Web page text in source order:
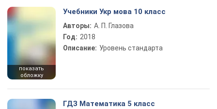
показать
обложку
Учебники Укр мова 10 класс
Авторы: А. П. Глазова
Год: 2018
Описание: Уровень стандарта
ГДЗ Математика 5 класс